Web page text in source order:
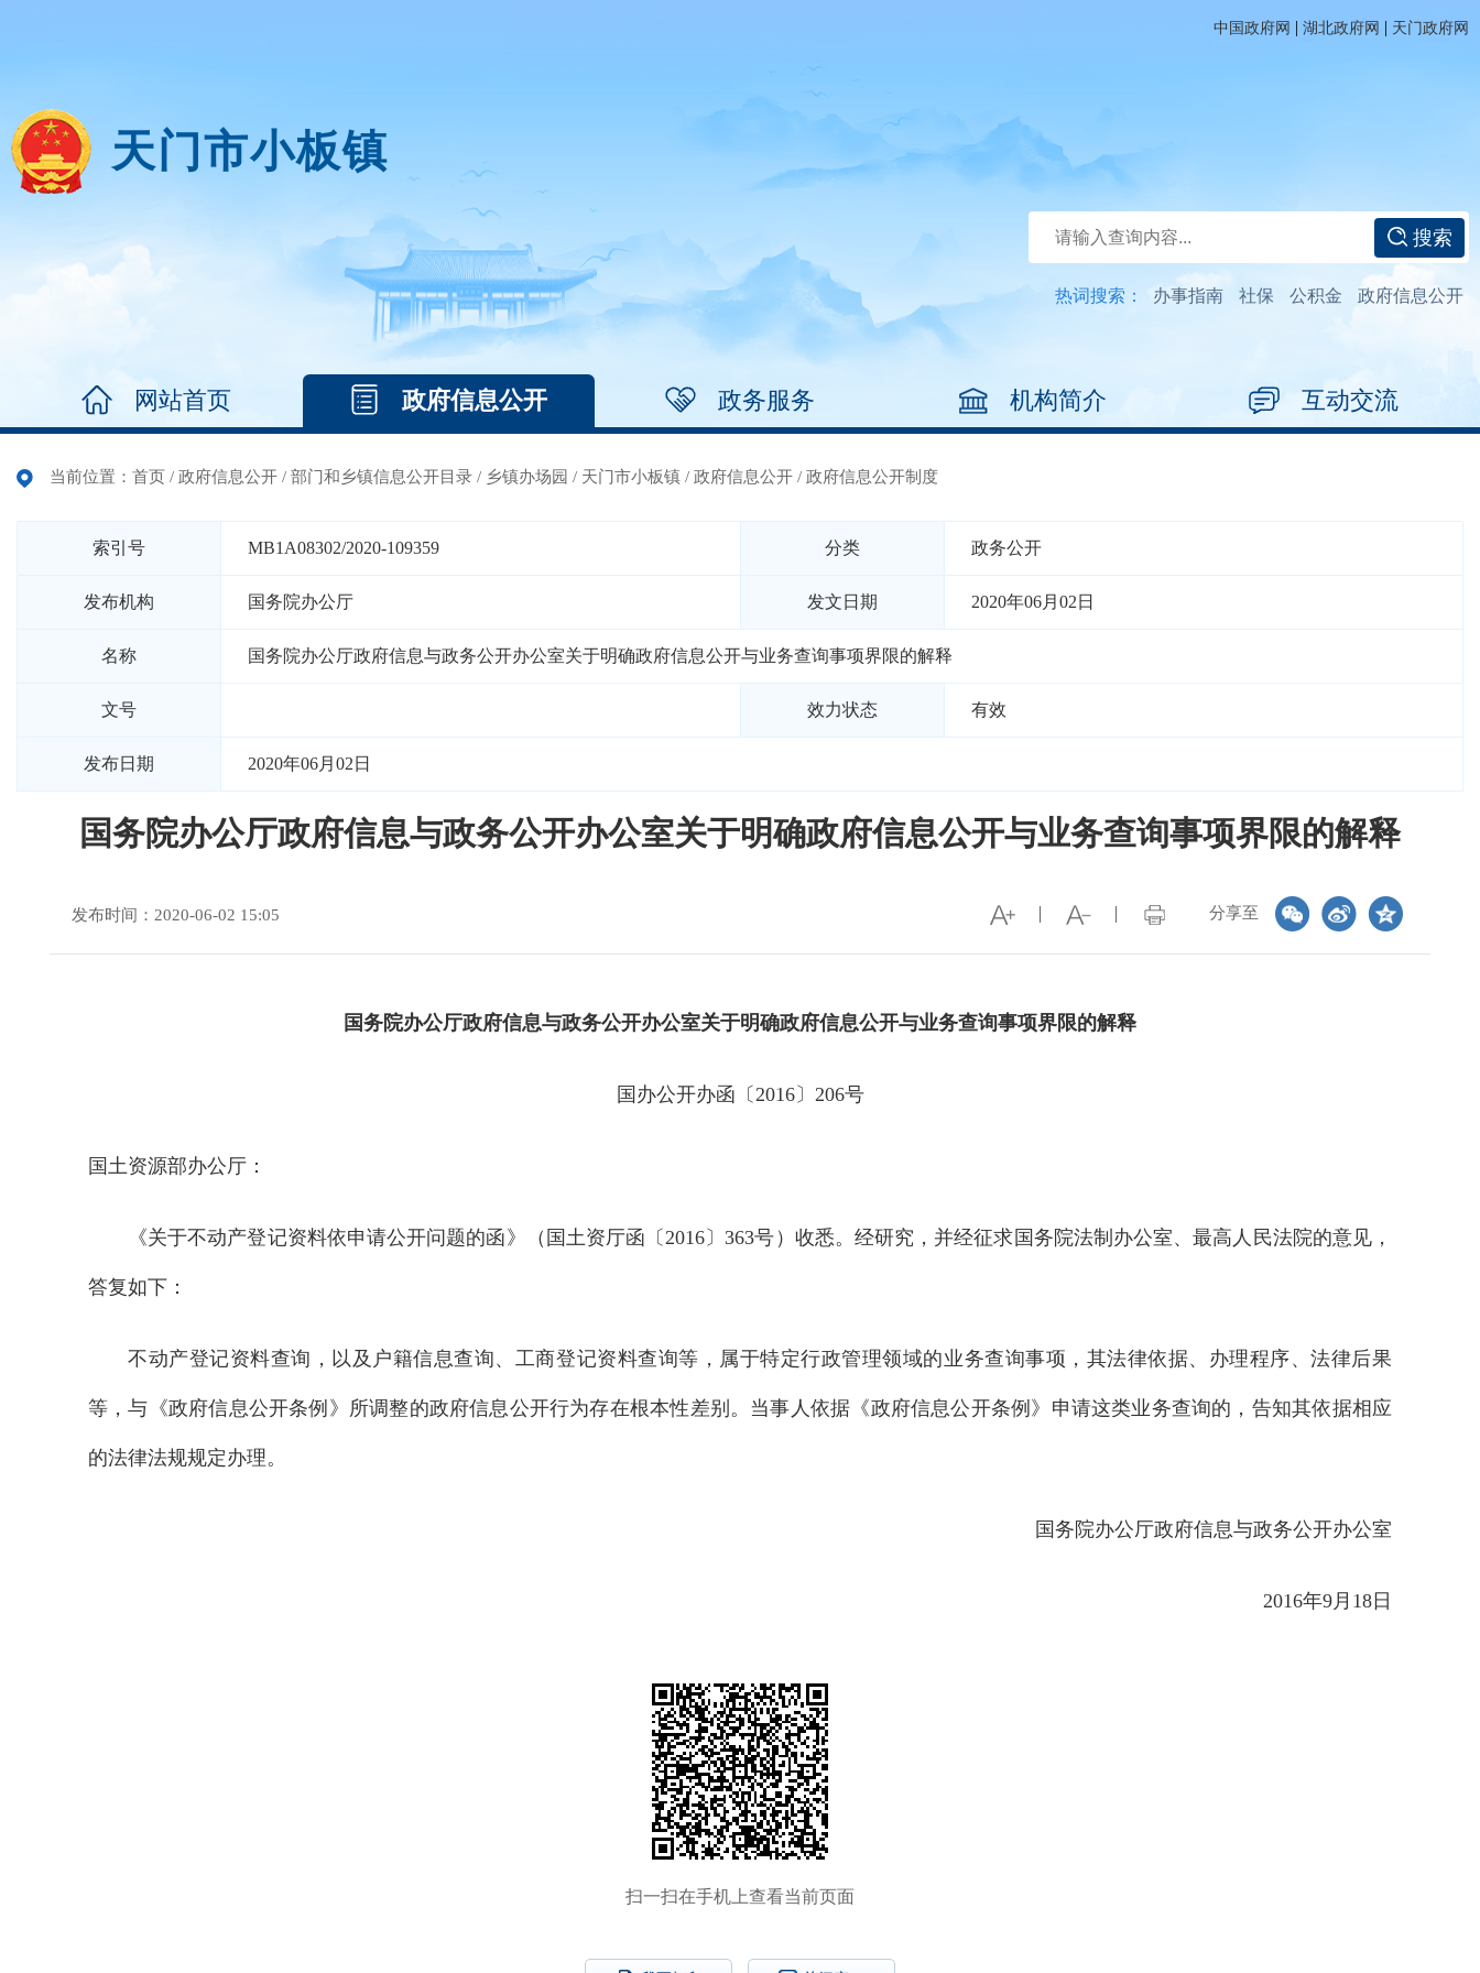
中国政府网 | 湖北政府网 | 天门政府网
天门市小板镇
搜索
热词搜索： 办事指南 社保 公积金 政府信息公开
网站首页 政府信息公开 政务服务 机构简介 互动交流
当前位置： 首页 / 政府信息公开 / 部门和乡镇信息公开目录 / 乡镇办场园 / 天门市小板镇 / 政府信息公开 / 政府信息公开制度
索引号 MB1A08302/2020-109359 分类 政务公开
发布机构 国务院办公厅 发文日期 2020年06月02日
名称 国务院办公厅政府信息与政务公开办公室关于明确政府信息公开与业务查询事项界限的解释
文号 效力状态 有效
发布日期 2020年06月02日
国务院办公厅政府信息与政务公开办公室关于明确政府信息公开与业务查询事项界限的解释
分享至
发布时间：2020-06-02 15:05
国务院办公厅政府信息与政务公开办公室关于明确政府信息公开与业务查询事项界限的解释
国办公开办函〔2016〕206号
国土资源部办公厅：
《关于不动产登记资料依申请公开问题的函》（国土资厅函〔2016〕363号）收悉。经研究，并经征求国务院法制办公室、最高人民法院的意见，
答复如下：
不动产登记资料查询，以及户籍信息查询、工商登记资料查询等，属于特定行政管理领域的业务查询事项，其法律依据、办理程序、法律后果
等，与《政府信息公开条例》所调整的政府信息公开行为存在根本性差别。当事人依据《政府信息公开条例》申请这类业务查询的，告知其依据相应
的法律法规规定办理。
国务院办公厅政府信息与政务公开办公室
2016年9月18日
扫一扫在手机上查看当前页面